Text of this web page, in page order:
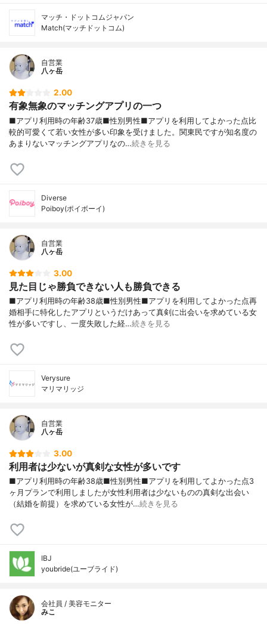
マッチ・ドットコムジャパン
Match(マッチドットコム)
自営業
八ヶ岳
2.00
有象無象のマッチングアプリの一つ
■アプリ利用時の年齢37歳■性別男性■アプリを利用してよかった点比
較的可愛くて若い女性が多い印象を受けました。関東民ですが知名度の
あまりないマッチングアプリなの…続きを見る
Diverse
Poiboy(ポイボーイ)
自営業
八ヶ岳
3.00
見た目じゃ勝負できない人も勝負できる
■アプリ利用時の年齢38歳■性別男性■アプリを利用してよかった点再
婚相手に特化したアプリというだけあって真剣に出会いを求めている女
性が多いですし、一度失敗した経…続きを見る
Verysure
マリマリッジ
自営業
八ヶ岳
3.00
利用者は少ないが真剣な女性が多いです
■アプリ利用時の年齢38歳■性別男性■アプリを利用してよかった点3
ヶ月プランで利用しましたが女性利用者は少ないものの真剣な出会い
（結婚を前提）を求めている女性が…続きを見る
IBJ
youbride(ユーブライド)
会社員 / 美容モニター
みこ